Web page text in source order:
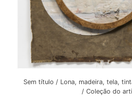
Sem título / Lona, madeira, tela,
/ Coleção do